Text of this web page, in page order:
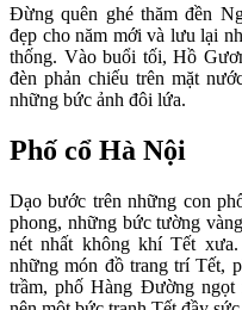
Đừng quên ghé thăm đền
đẹp cho năm mới và lưu lại
thống. Vào buổi tối, Hồ
đèn phản chiếu trên mặt
những bức ảnh đôi lứa.
Phố cổ Hà Nội
Dạo bước trên những con
phong, những bức tường
nét nhất không khí Tết
những món đồ trang trí Tết,
trầm, phố Hàng Đường